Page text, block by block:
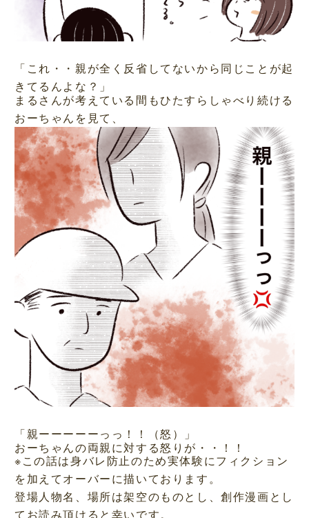
「これ・・親が全く反省してないから同じことが起
きてるんよな？」
まるさんが考えている間もひたすらしゃべり続ける
おーちゃんを見て、
「親ーーーーーっっ！！（怒）」
おーちゃんの両親に対する怒りが・・！！
※この話は身バレ防止のため実体験にフィクション
を加えてオーバーに描いております。
登場人物名、場所は架空のものとし、創作漫画とし
てお読み頂けると幸いです。